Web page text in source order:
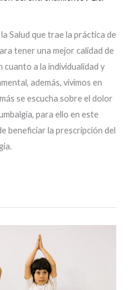
Salud que trae la práctica de
tener una mejor calidad de
cuanto a la individualidad y
además, vivimos en
se escucha sobre el dolor
para ello en este
beneficiar la prescripción del